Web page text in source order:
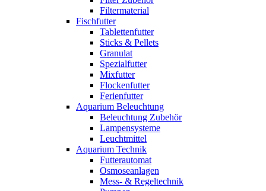
Filtermaterial
Fischfutter
Tablettenfutter
Sticks & Pellets
Granulat
Spezialfutter
Mixfutter
Flockenfutter
Ferienfutter
Aquarium Beleuchtung
Beleuchtung Zubehör
Lampensysteme
Leuchtmittel
Aquarium Technik
Futterautomat
Osmoseanlagen
Mess- & Regeltechnik